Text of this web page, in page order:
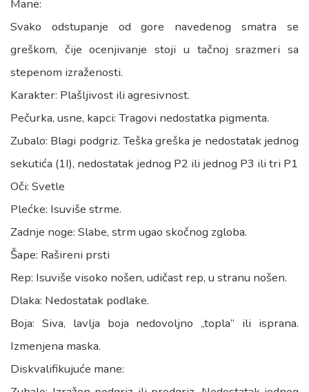
Mane:
Svako odstupanje od gore navedenog smatra se
greškom, čije ocenjivanje stoji u tačnoj srazmeri sa
stepenom izraženosti.
Karakter: Plašljivost ili agresivnost.
Pečurka, usne, kapci: Tragovi nedostatka pigmenta.
Zubalo: Blagi podgriz. Teška greška je nedostatak jednog
sekutića (1I), nedostatak jednog P2 ili jednog P3 ili tri P1
Oči: Svetle
Plećke: Isuviše strme.
Zadnje noge: Slabe, strm ugao skočnog zgloba.
Šape: Rašireni prsti
Rep: Isuviše visoko nošen, udičast rep, u stranu nošen.
Dlaka: Nedostatak podlake.
Boja: Siva, lavlja boja nedovoljno „topla“ ili isprana.
Izmenjena maska.
Diskvalifikujuće mane: